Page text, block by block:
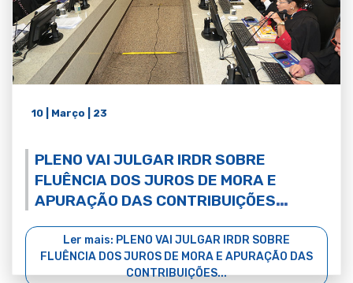
10 | Março | 23
PLENO VAI JULGAR IRDR SOBRE
FLUÊNCIA DOS JUROS DE MORA E
APURAÇÃO DAS CONTRIBUIÇÕES
Ler mais: PLENO VAI JULGAR IRDR SOBRE
FLUÊNCIA DOS JUROS DE MORA E APURAÇÃO DAS
CONTRIBUIÇÕES...